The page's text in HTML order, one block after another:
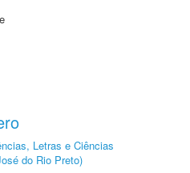
Letras e Ciências
do Rio Preto)